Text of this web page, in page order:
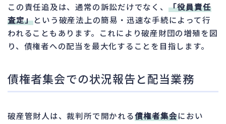
この責任追及は、通常の訴訟だけでなく、 「役員責任
査定」という破産法上の簡易・迅速な手続によって行
われることもあります。これにより破産財団の増殖を図
り、債権者への配当を最大化することを目指します。
債権者集会での状況報告と配当業務
破産管財人は、裁判所で開かれる債権者集会におい